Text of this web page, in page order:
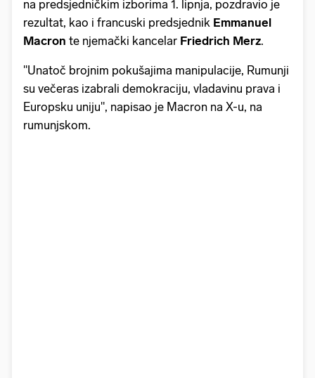
na predsjedničkim izborima 1. lipnja, pozdravio je
rezultat, kao i francuski predsjednik Emmanuel
Macron te njemački kancelar Friedrich Merz.
"Unatoč brojnim pokušajima manipulacije, Rumunji
su večeras izabrali demokraciju, vladavinu prava i
Europsku uniju", napisao je Macron na X-u, na
rumunjskom.